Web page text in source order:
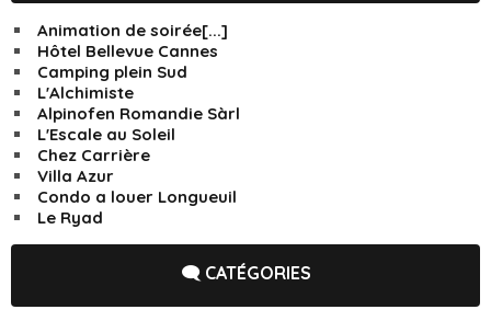
Animation de soirée[...]
Hôtel Bellevue Cannes
Camping plein Sud
L'Alchimiste
Alpinofen Romandie Sàrl
L'Escale au Soleil
Chez Carrière
Villa Azur
Condo a louer Longueuil
Le Ryad
🗨️ CATÉGORIES